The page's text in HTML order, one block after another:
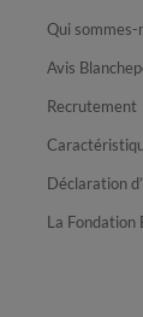
Qui sommes-
Avis
Recrutement
Déclaration
La